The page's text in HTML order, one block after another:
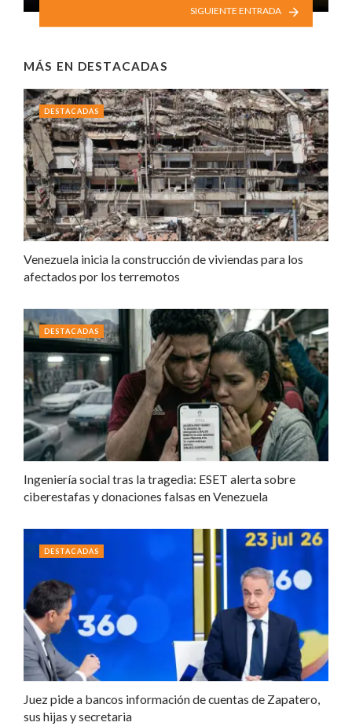
SIGUIENTE ENTRADA
MÁS EN DESTACADAS
Venezuela inicia la construcción de viviendas para los
afectados por los terremotos
DESTACADAS
Ingeniería social tras la tragedia: ESET alerta sobre
ciberestafas y donaciones falsas en Venezuela
DESTACADAS
Juez pide a bancos información de cuentas de Zapatero,
sus hijas y secretaria
DESTACADAS